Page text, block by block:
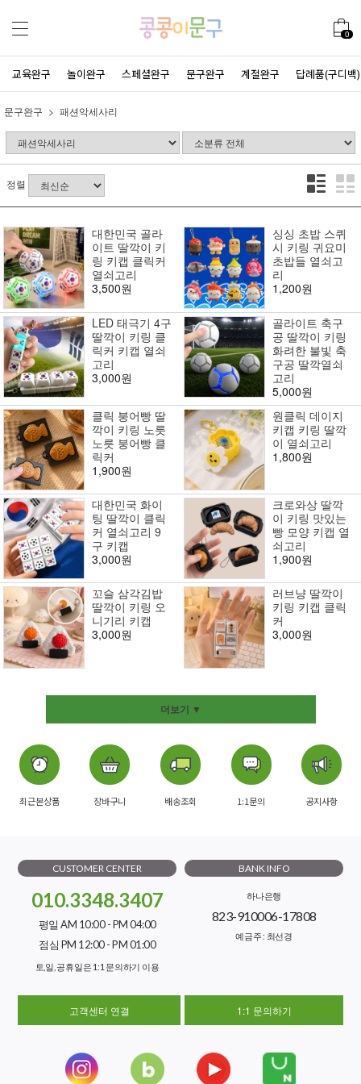
0
교육완구 놀이완구 스페셜완구 문구완구 계절완구 답례품(구디백)
문구완구 패션악세사리
정렬
대한민국 골라
이트 딸깍이 키
링 키캡 클릭커
열쇠고리
3,500원
싱싱 초밥 스퀴
시 키링 귀요미
초밥들 열쇠고
리
1,200원
LED 태극기 4구
딸깍이 키링 클
릭커 키캡 열쇠
고리
3,000원
골라이트 축구
공 딸깍이 키링
화려한 불빛 축
구공 딸깍열쇠
고리
5,000원
클릭 붕어빵 딸
깍이 키링 노릇
노릇 붕어빵 클
릭커
1,900원
원클릭 데이지
키캡 키링 딸깍
이 열쇠고리
1,800원
대한민국 화이
팅 딸깍이 클릭
커 열쇠고리 9
구 키캡
3,000원
크로와상 딸깍
이 키링 맛있는
빵 모양 키캡 열
쇠고리
1,900원
꼬슬 삼각김밥
딸깍이 키링 오
니기리 키캡
3,000원
러브냥 딸깍이
키링 키캡 클릭
커
3,000원
더보기 ▼
최근본상품 장바구니 배송조회 1:1문의 공지사항
CUSTOMER CENTER
010.3348.3407
평일 AM 10:00 - PM 04:00
점심 PM 12:00 - PM 01:00
토,일, 공휴일은 1:1 문의하기 이용
BANK INFO
하나은행
823-910006-17808
예금주 : 최선경
고객센터 연결 1:1 문의하기